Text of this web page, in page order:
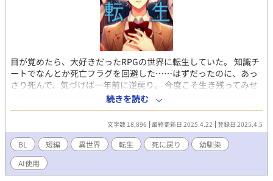
主人公が虐められるのを書くのは胸が痛みますが、最後は幸せに
したいです。 Rシーンは話の流れで触れる程度ですが、一応※付
けます。 2~3日に1話更新する予定ですが、筆の進みが悪い時は不
定期になるかもしれません。(¯―¯٥) なにぶん素人の趣味で書い
ておりますので、気長に待って頂けたらと思います。 ※画像は
picrewさんよりお借りしました。 Xアカウント(@wawawa_o_o_)
目が覚めたら、大好きだったRPGの世界に転生していた。 知識チ
ートでなんとか死亡フラグを回避した……はずだったのに、あっ
さり死んで、気づけば一年前に逆戻り。 今度こそ生き残ってみせ
る。そう思っていたんだけど—— 「お前、ちょっと俺に執着しす
ぎじゃない……？」 幼馴染が、なんかおかしい。妙に優しいし、
距離が近いし、俺の行動にやたら詳しい。 しかも、その笑顔の奥
に見える“何か”が、最近ちょっと怖い。 これは、運命を変えよう
と足掻く俺と、俺だけを見つめ続ける幼馴染の、ちょっと（だい
ぶ？）危険な異世界BL。 全8話。
続きを読む
文字数 18,896 最終更新日 2025.4.22 登録日 2025.4.5
BL 短編 異世界 転生 死に戻り
幼馴染
AI使用